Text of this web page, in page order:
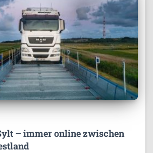
– immer online zwischen